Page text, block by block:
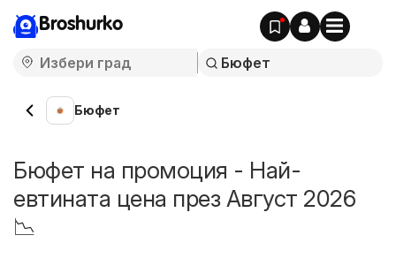
Broshurko
Бюфет
Бюфет на промоция - Най-
евтината цена през Август 2026
📉